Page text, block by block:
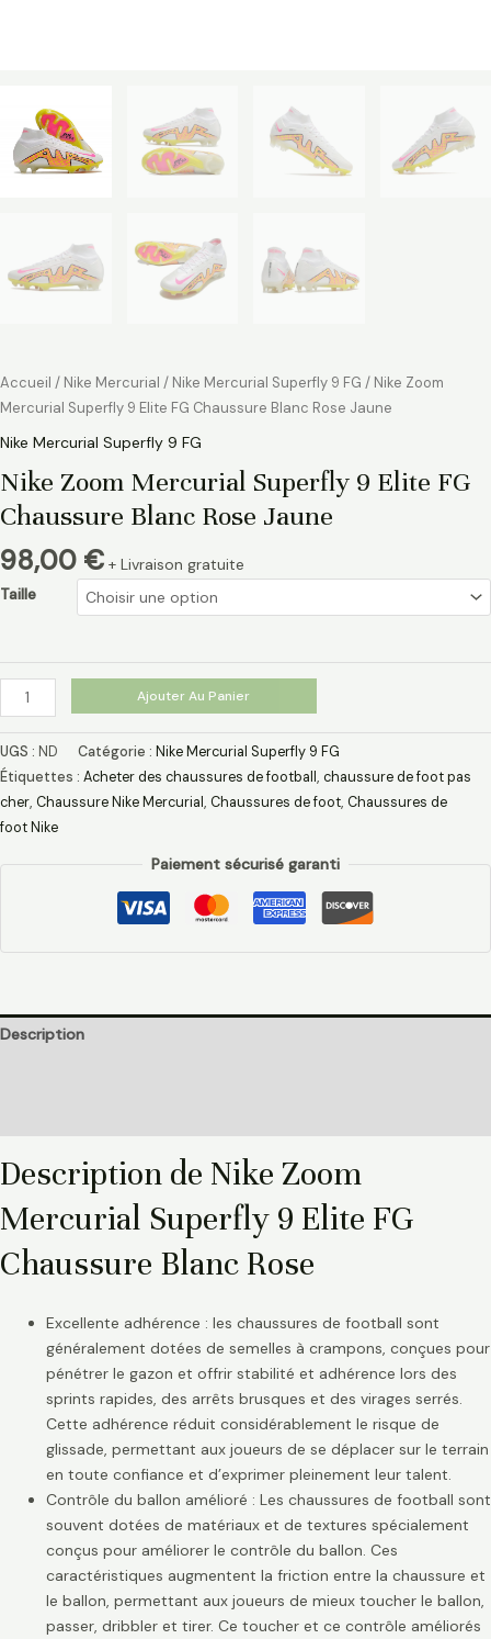
Accueil / Nike Mercurial / Nike Mercurial Superfly 9 FG / Nike Zoom
Mercurial Superfly 9 Elite FG Chaussure Blanc Rose Jaune
Nike Mercurial Superfly 9 FG
Nike Zoom Mercurial Superfly 9 Elite FG
Chaussure Blanc Rose Jaune
98,00 € + Livraison gratuite
Taille
Ajouter Au Panier
UGS : ND Catégorie : Nike Mercurial Superfly 9 FG
Étiquettes : Acheter des chaussures de football , chaussure de foot pas
cher​, Chaussure Nike Mercurial​ , Chaussures de foot, Chaussures de
foot Nike
Paiement sécurisé garanti
Description
Description de Nike Zoom
Mercurial Superfly 9 Elite FG
Chaussure Blanc Rose
Excellente adhérence : les chaussures de football sont
généralement dotées de semelles à crampons, conçues pour
pénétrer le gazon et offrir stabilité et adhérence lors des
sprints rapides, des arrêts brusques et des virages serrés.
Cette adhérence réduit considérablement le risque de
glissade, permettant aux joueurs de se déplacer sur le terrain
en toute confiance et d’exprimer pleinement leur talent.
Contrôle du ballon amélioré : Les chaussures de football sont
souvent dotées de matériaux et de textures spécialement
conçus pour améliorer le contrôle du ballon. Ces
caractéristiques augmentent la friction entre la chaussure et
le ballon, permettant aux joueurs de mieux toucher le ballon,
passer, dribbler et tirer. Ce toucher et ce contrôle améliorés